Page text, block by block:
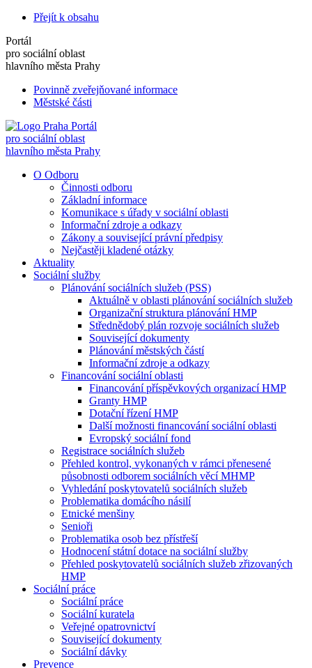
Přejít k obsahu
Portál
pro sociální oblast
hlavního města Prahy
Povinně zveřejňované informace
Městské části
Portál
pro sociální oblast
hlavního města Prahy
O Odboru
Činnosti odboru
Základní informace
Komunikace s úřady v sociální oblasti
Informační zdroje a odkazy
Zákony a související právní předpisy
Nejčastěji kladené otázky
Aktuality
Sociální služby
Plánování sociálních služeb (PSS)
Aktuálně v oblasti plánování sociálních služeb
Organizační struktura plánování HMP
Střednědobý plán rozvoje sociálních služeb
Související dokumenty
Plánování městských částí
Informační zdroje a odkazy
Financování sociální oblasti
Financování příspěvkových organizací HMP
Granty HMP
Dotační řízení HMP
Další možnosti financování sociální oblasti
Evropský sociální fond
Registrace sociálních služeb
Přehled kontrol, vykonaných v rámci přenesené
působnosti odborem sociálních věcí MHMP
Vyhledání poskytovatelů sociálních služeb
Problematika domácího násilí
Etnické menšiny
Senioři
Problematika osob bez přístřeší
Hodnocení státní dotace na sociální služby
Přehled poskytovatelů sociálních služeb zřizovaných
HMP
Sociální práce
Sociální práce
Sociální kuratela
Veřejné opatrovnictví
Související dokumenty
Sociální dávky
Prevence